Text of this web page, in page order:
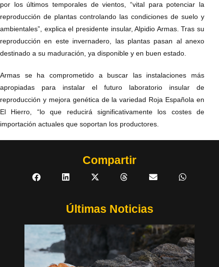
por los últimos temporales de vientos, “vital para potenciar la
reproducción de plantas controlando las condiciones de suelo y
ambientales”, explica el presidente insular, Alpidio Armas. Tras su
reproducción en este invernadero, las plantas pasan al anexo
destinado a su maduración, ya disponible y en buen estado.
Armas se ha comprometido a buscar las instalaciones más
apropiadas para instalar el futuro laboratorio insular de
reproducción y mejora genética de la variedad Roja Española en
El Hierro, “lo que reducirá significativamente los costes de
importación actuales que soportan los productores.
Compartir
Últimas Noticias